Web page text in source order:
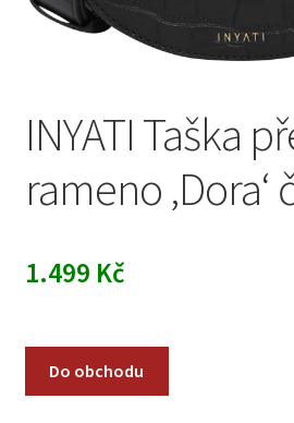
INYATI Taška
rameno ‚Dora‘
1.499 Kč
Do obchodu